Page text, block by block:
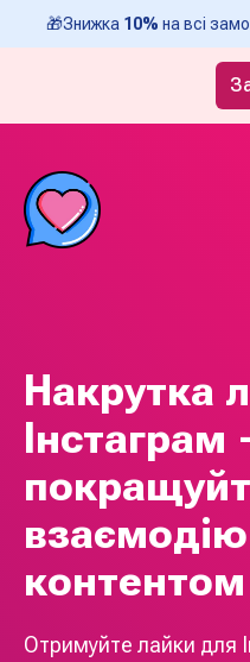
🎁Знижка 10% на всі
Накрутка
Інстаграм
контентом
Отримуйте лайки для